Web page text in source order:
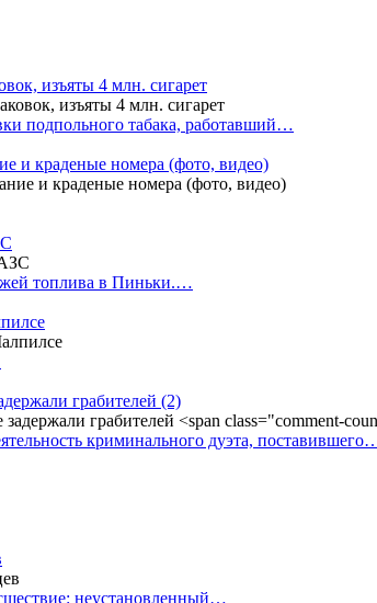
изъяты 4 млн. сигарет
подпольного табака, работавший…
и краденые номера (фото, видео)
топлива в Пиньки.…
грабителей (2)
криминального дуэта,
неустановленный…